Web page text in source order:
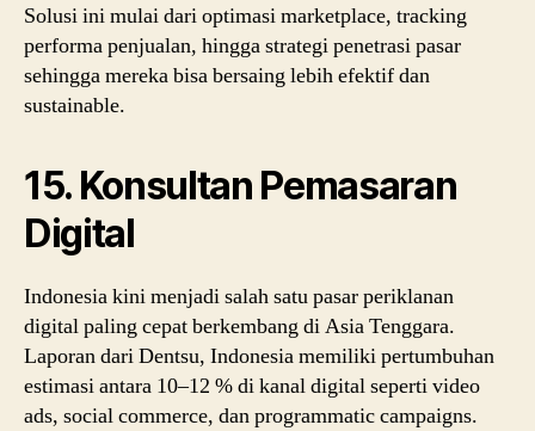
Solusi ini mulai dari optimasi marketplace, tracking
performa penjualan, hingga strategi penetrasi pasar
sehingga mereka bisa bersaing lebih efektif dan
sustainable.
15. Konsultan Pemasaran
Digital
Indonesia kini menjadi salah satu pasar periklanan
digital paling cepat berkembang di Asia Tenggara.
Laporan dariDentsu, Indonesia memiliki pertumbuhan
estimasi antara 10–12 % di kanal digital seperti video
ads, social commerce, dan programmatic campaigns.